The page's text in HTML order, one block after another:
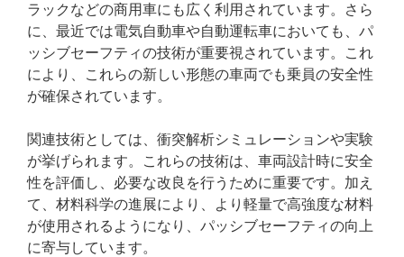
ラックなどの商用車にも広く利用されています。さら
に、最近では電気自動車や自動運転車においても、パ
ッシブセーフティの技術が重要視されています。これ
により、これらの新しい形態の車両でも乗員の安全性
が確保されています。
関連技術としては、衝突解析シミュレーションや実験
が挙げられます。これらの技術は、車両設計時に安全
性を評価し、必要な改良を行うために重要です。加え
て、材料科学の進展により、より軽量で高強度な材料
が使用されるようになり、パッシブセーフティの向上
に寄与しています。